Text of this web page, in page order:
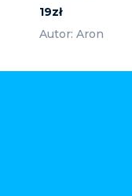
19zł
Autor: Aron